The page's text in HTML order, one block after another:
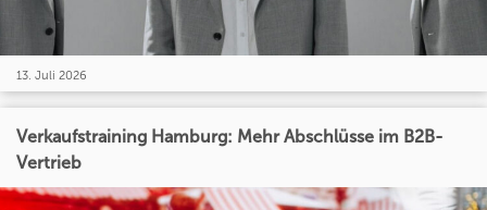
13. Juli 2026
Verkaufstraining Hamburg: Mehr Abschlüsse im B2B-
Vertrieb